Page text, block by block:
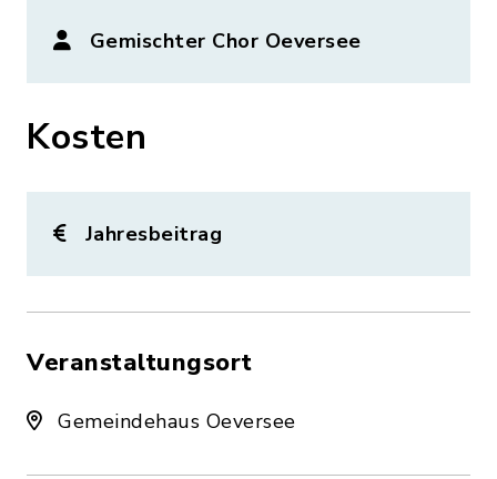
Gemischter Chor Oeversee
Kosten
Jahresbeitrag
Veranstaltungsort
Gemeindehaus Oeversee